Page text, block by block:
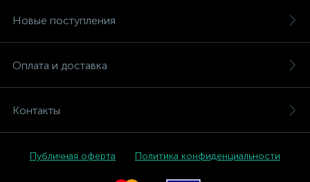
Новые поступления
Оплата и доставка
Контакты
Публичная оферта Политика конфиденциальности